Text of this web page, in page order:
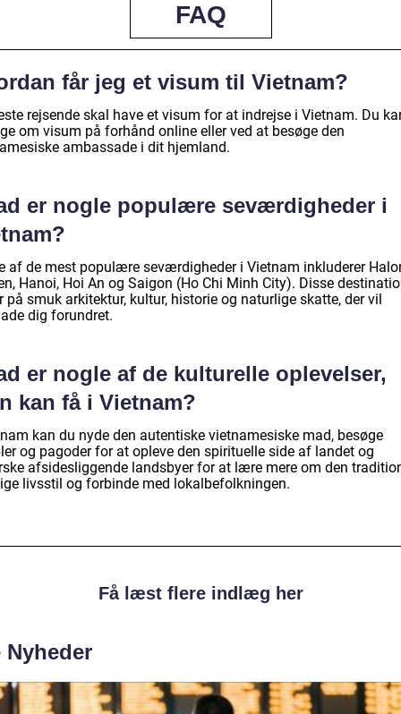
FAQ
får jeg et visum til Vietnam?
rejsende skal have et visum for at indrejse i Vietnam. Du
om visum på forhånd online eller ved at besøge den
ambassade i dit hjemland.
er nogle populære seværdigheder i
af de mest populære seværdigheder i Vietnam inkluderer
Hanoi, Hoi An og Saigon (Ho Chi Minh City). Disse
på smuk arkitektur, kultur, historie og naturlige skatte, der vil
dig forundret.
er nogle af de kulturelle oplevelser,
kan få i Vietnam?
kan du nyde den autentiske vietnamesiske mad, besøge
og pagoder for at opleve den spirituelle side af landet og
afsidesliggende landsbyer for at lære mere om den
livsstil og forbinde med lokalbefolkningen.
Få læst flere indlæg her
Nyheder